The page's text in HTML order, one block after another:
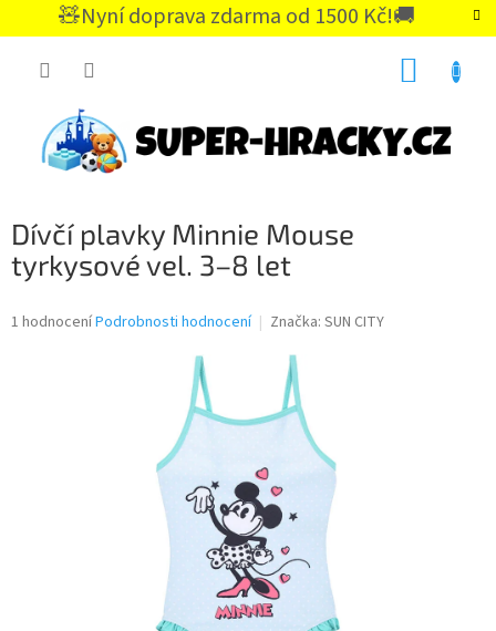
🧸Nyní doprava zdarma od 1500 Kč!🚚
CZK
Dívčí plavky Minnie Mouse
tyrkysové vel. 3–8 let
Průměrné
1 hodnoceníPodrobnosti hodnocení Značka: SUN CITY